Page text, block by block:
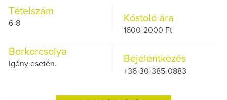
Tételszám
6-8 Kóstoló ára
1600-2000 Ft
Borkorcsolya
Igény esetén. Bejelentkezés
+36-30-385-0883